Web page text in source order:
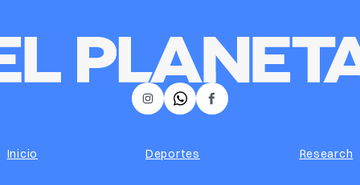
𝕏 Facebook
Instagram
Inicio Deportes Research